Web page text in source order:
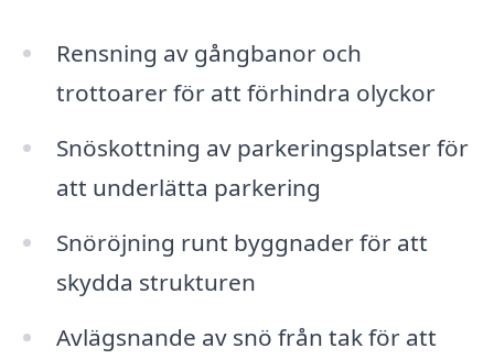
Rensning av gångbanor och
trottoarer för att förhindra olyckor
Snöskottning av parkeringsplatser för
att underlätta parkering
Snöröjning runt byggnader för att
skydda strukturen
Avlägsnande av snö från tak för att